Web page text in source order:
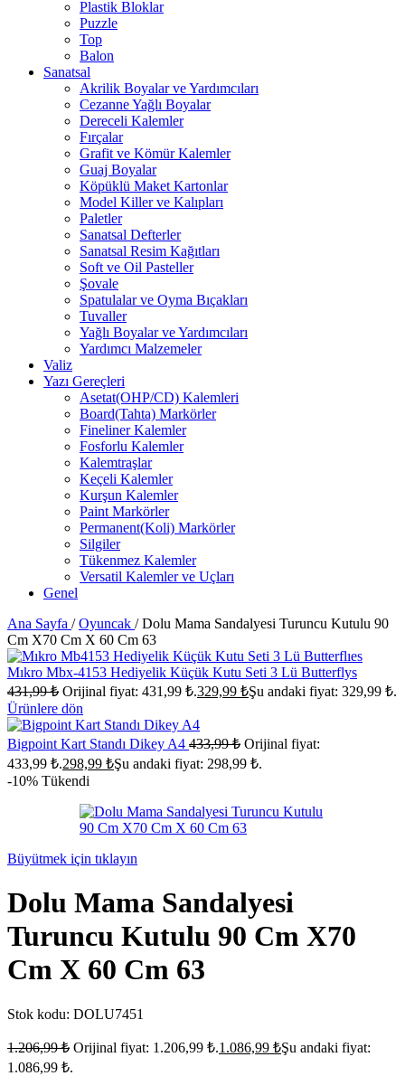
Plastik Bloklar
Puzzle
Top
Balon
Sanatsal
Akrilik Boyalar ve Yardımcıları
Cezanne Yağlı Boyalar
Dereceli Kalemler
Fırçalar
Grafit ve Kömür Kalemler
Guaj Boyalar
Köpüklü Maket Kartonlar
Model Killer ve Kalıpları
Paletler
Sanatsal Defterler
Sanatsal Resim Kağıtları
Soft ve Oil Pasteller
Şovale
Spatulalar ve Oyma Bıçakları
Tuvaller
Yağlı Boyalar ve Yardımcıları
Yardımcı Malzemeler
Valiz
Yazı Gereçleri
Asetat(OHP/CD) Kalemleri
Board(Tahta) Markörler
Fineliner Kalemler
Fosforlu Kalemler
Kalemtraşlar
Keçeli Kalemler
Kurşun Kalemler
Paint Markörler
Permanent(Koli) Markörler
Silgiler
Tükenmez Kalemler
Versatil Kalemler ve Uçları
Genel
Ana Sayfa / Oyuncak / Dolu Mama Sandalyesi Turuncu Kutulu 90
Cm X70 Cm X 60 Cm 63
Mıkro Mbx-4153 Hediyelik Küçük Kutu Seti 3 Lü Butterflys
431,99₺ Orijinal fiyat: 431,99 ₺.329,99 ₺Şu andaki fiyat: 329,99 ₺.
Ürünlere dön
Bigpoint Kart Standı Dikey A4 433,99₺ Orijinal fiyat:
433,99 ₺.298,99 ₺Şu andaki fiyat: 298,99 ₺.
-10% Tükendi
Büyütmek için tıklayın
Dolu Mama Sandalyesi
Turuncu Kutulu 90 Cm X70
Cm X 60 Cm 63
Stok kodu: DOLU7451
1.206,99₺ Orijinal fiyat: 1.206,99 ₺.1.086,99 ₺Şu andaki fiyat:
1.086,99 ₺.